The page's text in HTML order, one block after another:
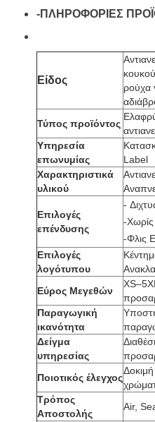
-ΠΛΗΡΟΦΟΡΙΕΣ
Είδος
ρούχα
Τύπος προϊόντος
Υπηρεσία
επωνυμίας
Label
Χαρακτηριστικά
υλικού
Επιλογές
επένδυσης
-
-
-Φλις
Επιλογές
λογότυπου
Εύρος Μεγεθών
Παραγωγική
ικανότητα
Δείγμα
υπηρεσίας
Ποιοτικός έλεγχος
Τρόπος
Αποστολής
Air,